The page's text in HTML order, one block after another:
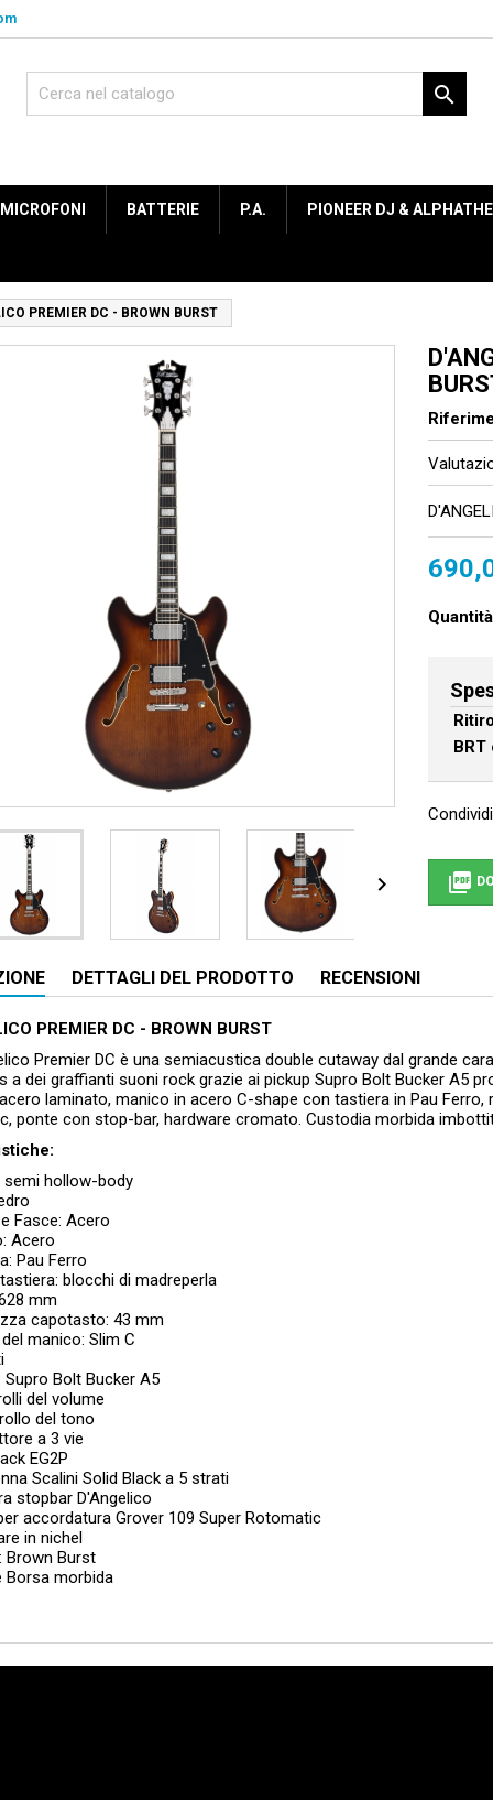

MICROFONI BATTERIE P.A. PIONEER DJ &
PREMIER DC - BROWN BURST

Quantità
Condividi

DETTAGLI DEL PRODOTTO RECENSIONI
PREMIER DC - BROWN BURST
Premier DC è una semiacustica double cutaway dal grande
a dei graffianti suoni rock grazie ai pickup Supro Bolt Bucker A5
laminato, manico in acero C-shape con tastiera in Pau Ferro,
ponte con stop-bar, hardware cromato. Custodia morbida
semi hollow-body
Fasce: Acero
Acero
Pau Ferro
blocchi di madreperla
mm
capotasto: 43 mm
manico: Slim C
Supro Bolt Bucker A5
del volume
del tono
a 3 vie
EG2P
Scalini Solid Black a 5 strati
stopbar D'Angelico
accordatura Grover 109 Super Rotomatic
in nichel
Brown Burst
Borsa morbida